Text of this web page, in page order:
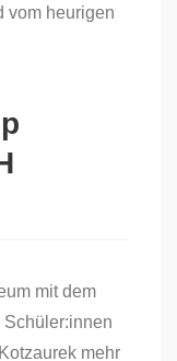
vom heurigen
mit dem
Schüler:innen
mehr